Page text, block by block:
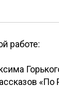
работе:
«По